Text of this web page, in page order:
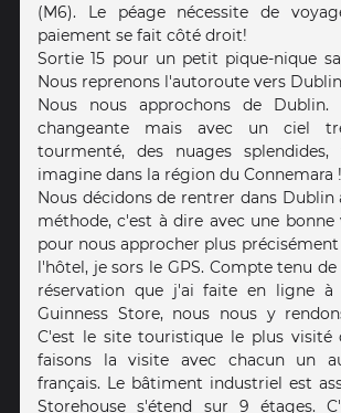
(M6). Le péage nécessite de
paiement se fait côté droit!
Sortie 15 pour un petit pique-nique
Nous reprenons l'autoroute vers
Nous nous approchons de
changeante mais avec un ciel
tourmenté, des nuages
imagine dans la région du Connemara
Nous décidons de rentrer dans Dublin
méthode, c'est à dire avec une bonne
pour nous approcher plus
l'hôtel, je sors le GPS. Compte tenu
réservation que j'ai faite en ligne à
Guinness Store, nous nous y
C'est le site touristique le plus visité
faisons la visite avec chacun un
français. Le bâtiment industriel est
Storehouse s'étend sur 9 étages.